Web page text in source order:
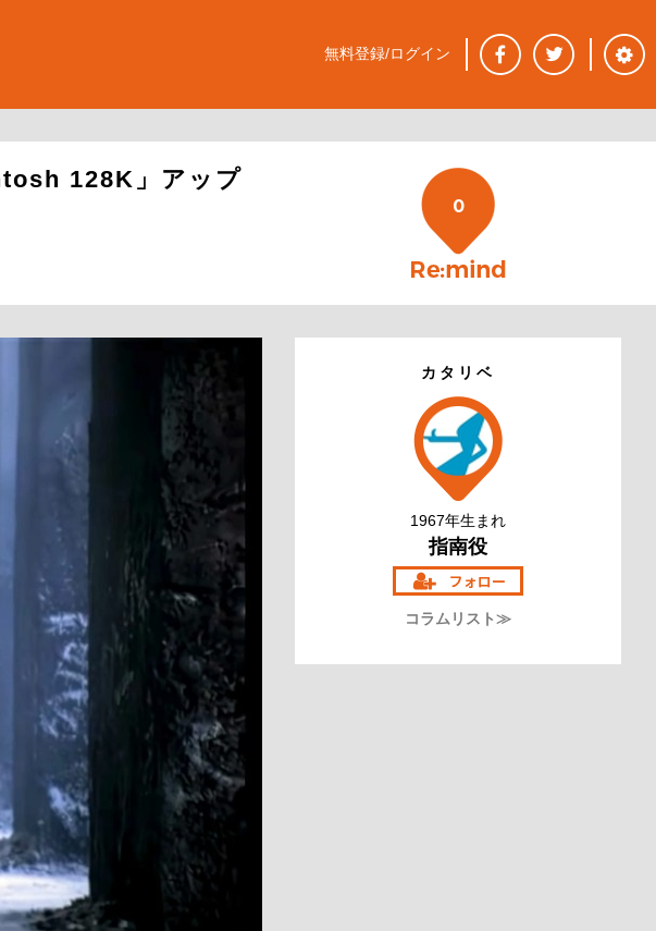
128K」アップ
0
カタリベ
1967年生まれ
指南役
コラムリスト≫
無料登録/ログイン